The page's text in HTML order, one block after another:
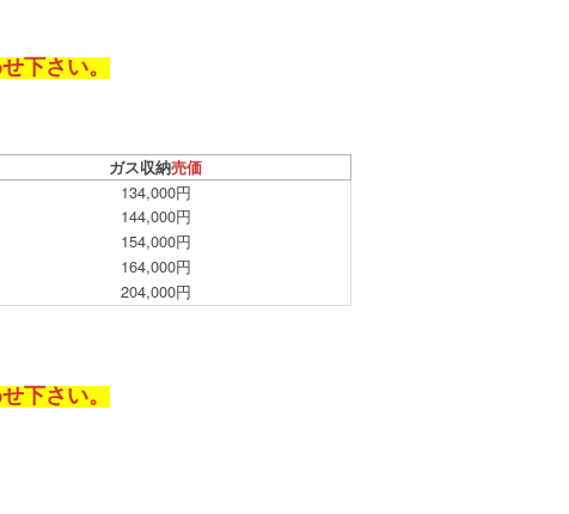
下さい。
ガス収納売価
134,000円
144,000円
154,000円
164,000円
204,000円
下さい。